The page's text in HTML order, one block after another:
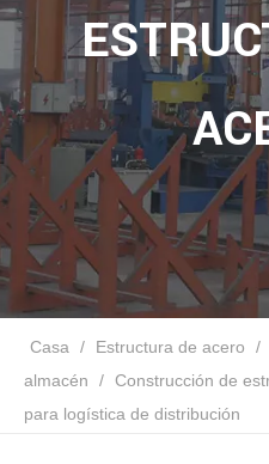
Casa / Estructura de acero /
almacén
/ Construcción de
para logística de distribución